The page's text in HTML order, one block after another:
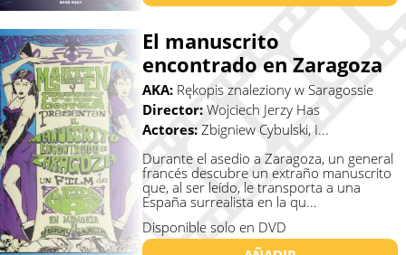
El manuscrito
encontrado en Zaragoza
AKA: Rękopis znaleziony w Saragossie
Director:Wojciech Jerzy Has
Actores:Zbigniew Cybulski, I...
Durante el asedio a Zaragoza, un general
francés descubre un extraño manuscrito
que, al ser leído, le transporta a una
España surrealista en la qu...
Disponible solo en DVD